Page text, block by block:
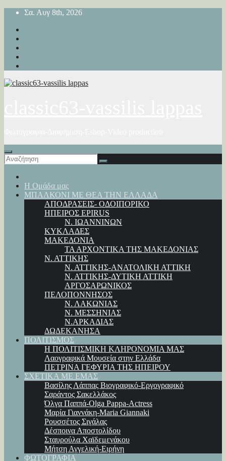
Μετάβαση
περιεχόμενο
Σα. Αυγ 8th, 2026
Η Ομάδα μας
ΜΠΑΛΚΟΝΙ ΜΕ ΘΕΑ ΤΗΝ ΕΛΛΑΔΑ
ΑΠΟΔΡΑΣΕΙΣ- ΟΔΟΙΠΟΡΙΚΟ
ΗΠΕΙΡΟΣ EPIRUS
Ν. ΙΩΑΝΝΙΝΩΝ
ΚΥΚΛΑΔΕΣ
ΜΑΚΕΔΟΝΙΑ
ΤΑ ΑΡΧΟΝΤΙΚΑ ΤΗΣ ΜΑΚΕΔΟΝΙΑΣ
Ν. ΑΤΤΙΚΗΣ
Ν. ΑΤΤΙΚΗΣ-ΑΝΑΤΟΛΙΚΗ ΑΤΤΙΚΗ
Ν. ΑΤΤΙΚΗΣ-ΔΥΤΙΚΗ ΑΤΤΙΚΗ
ΑΡΓΟΣΑΡΩΝΙΚΟΣ
ΠΕΛΟΠΟΝΝΗΣΟΣ
Ν. ΛΑΚΩΝΙΑΣ
Ν. ΜΕΣΣΗΝΙΑΣ
Ν.ΑΡΚΑΔΙΑΣ
ΔΩΔΕΚΑΝΗΣΑ
ΠΟΛΙΤΙΣΜΟΣ
Η ΠΟΛΙΤΙΣΜΙΚΗ ΚΛΗΡΟΝΟΜΙΑ ΜΑΣ
Λαογραφικά Μουσεία στην Ελλάδα
ΠΕΤΡΙΝΑ ΓΕΦΥΡΙΑ ΤΗΣ ΗΠΕΙΡΟΥ
ΣΧΕΤΙΚΑ ΜΕ ΕΜΑΣ
Βασίλης Λάππας Βιογραφικό-Εργογραφικό
Σαράντος Σακελλάκος
Όλγα Παππά-Olga Pappa-Αctress
Μαρία Γιαννάκη-Maria Giannaki
Ρουσσέτος Σιγάλας
Δέσποινα Αποστολίδου
Σταυρούλα Χαϊδεμενάκου
Μήτση Αγγελική-Ειρήνη
ΦΩΤΟΓΡΑΦΙΑ